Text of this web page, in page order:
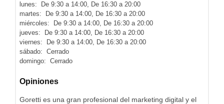
lunes: De 9:30 a 14:00, De 16:30 a 20:00
martes: De 9:30 a 14:00, De 16:30 a 20:00
miércoles: De 9:30 a 14:00, De 16:30 a 20:00
jueves: De 9:30 a 14:00, De 16:30 a 20:00
viernes: De 9:30 a 14:00, De 16:30 a 20:00
sábado: Cerrado
domingo: Cerrado
Opiniones
Goretti es una gran profesional del marketing digital y el